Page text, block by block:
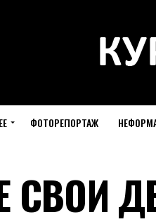
ФОТОРЕПОРТАЖ
СВОИ